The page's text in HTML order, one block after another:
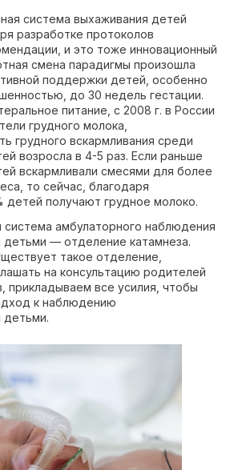
система выхаживания детей
разработке протоколов
и это тоже инновационный
смена парадигмы произошла
поддержки детей, особенно
до 30 недель гестации.
питание, с 2008 г. в России
грудного молока,
грудного вскармливания среди
возросла в 4-5 раз. Если раньше
вскармливали смесями для более
то сейчас, благодаря
детей получают грудное молоко.
система амбулаторного наблюдения
— отделение катамнеза.
такое отделение,
на консультацию родителей
прикладываем все усилия, чтобы
к наблюдению